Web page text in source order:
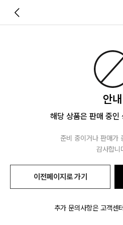
안내
해당 상품은 판매 중인
준비 중이거나 판매가
감사합니
이전페이지로 가기
추가 문의사항은 고객센